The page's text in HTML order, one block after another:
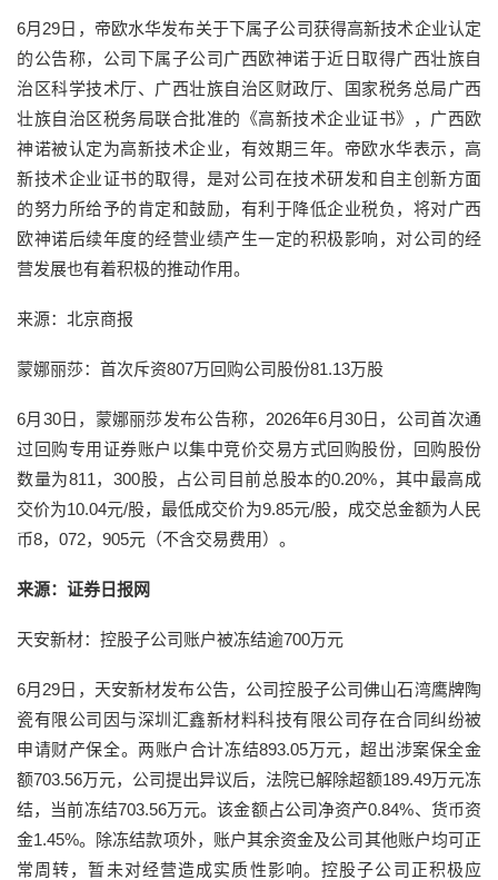
6月29日，帝欧水华发布关于下属子公司获得高新技术企业认定
的公告称，公司下属子公司广西欧神诺于近日取得广西壮族自
治区科学技术厅、广西壮族自治区财政厅、国家税务总局广西
壮族自治区税务局联合批准的《高新技术企业证书》，广西欧
神诺被认定为高新技术企业，有效期三年。帝欧水华表示，高
新技术企业证书的取得，是对公司在技术研发和自主创新方面
的努力所给予的肯定和鼓励，有利于降低企业税负，将对广西
欧神诺后续年度的经营业绩产生一定的积极影响，对公司的经
营发展也有着积极的推动作用。
来源：北京商报
蒙娜丽莎：首次斥资807万回购公司股份81.13万股
6月30日，蒙娜丽莎发布公告称，2026年6月30日，公司首次通
过回购专用证券账户以集中竞价交易方式回购股份，回购股份
数量为811，300股，占公司目前总股本的0.20%，其中最高成
交价为10.04元/股，最低成交价为9.85元/股，成交总金额为人民
币8，072，905元（不含交易费用）。
来源：证券日报网
天安新材：控股子公司账户被冻结逾700万元
6月29日，天安新材发布公告，公司控股子公司佛山石湾鹰牌陶
瓷有限公司因与深圳汇鑫新材料科技有限公司存在合同纠纷被
申请财产保全。两账户合计冻结893.05万元，超出涉案保全金
额703.56万元，公司提出异议后，法院已解除超额189.49万元冻
结，当前冻结703.56万元。该金额占公司净资产0.84%、货币资
金1.45%。除冻结款项外，账户其余资金及公司其他账户均可正
常周转，暂未对经营造成实质性影响。控股子公司正积极应